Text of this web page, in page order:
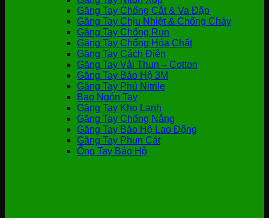
Găng Tay Chống Cắt & Va Đập
Găng Tay Chịu Nhiệt & Chống Cháy
Găng Tay Chống Run
Găng Tay Chống Hóa Chất
Găng Tay Cách Điện
Găng Tay Vải Thun – Cotton
Găng Tay Bảo Hộ 3M
Găng Tay Phủ Nitrile
Bao Ngón Tay
Găng Tay Kho Lạnh
Găng Tay Chống Nắng
Găng Tay Bảo Hộ Lao Động
Găng Tay Phun Cát
Ống Tay Bảo Hộ